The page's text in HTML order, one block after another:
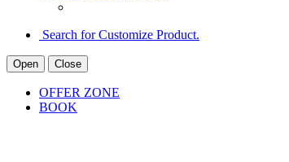
Search for Customize Product.
Open Close
OFFER ZONE
BOOK